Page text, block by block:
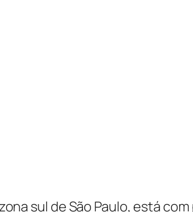
sul de São Paulo, está